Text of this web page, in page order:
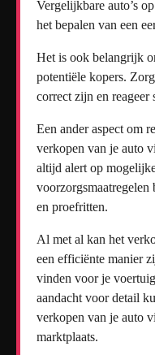
Vergelijkbare auto’s
het bepalen van een
Het is ook belangrijk
potentiële kopers.
correct zijn en
Een ander aspect om
verkopen van je auto
altijd alert op
en proefritten.
Al met al kan het
een efficiënte manier
vinden voor je
aandacht voor detail
verkopen van je auto
marktplaats.